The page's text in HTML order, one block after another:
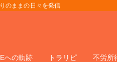
のままの日々を発信
への軌跡 トラリピ 不労所